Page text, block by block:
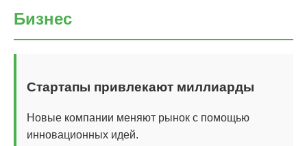
Бизнес
Стартапы привлекают миллиарды
Новые компании меняют рынок с помощью
инновационных идей.